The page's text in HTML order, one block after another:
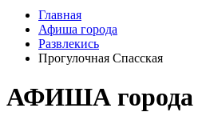
Главная
Афиша города
Развлекись
Прогулочная Спасская
АФИША города